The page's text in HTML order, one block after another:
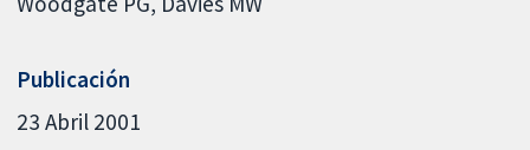
Publicación
23 Abril 2001